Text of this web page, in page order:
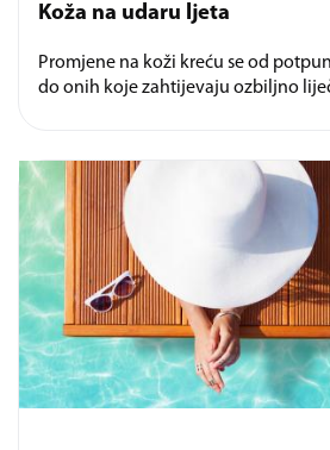
Koža na udaru ljeta
Promjene na koži kreću se od
do onih koje zahtijevaju ozbiljno